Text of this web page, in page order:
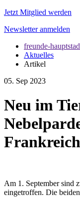
Jetzt Mitglied werden
Newsletter anmelden
freunde-
Aktuelles
Artikel
05. Sep 2023
Neu im
Frankreich
Am 1. September sind
eingetroffen. Die